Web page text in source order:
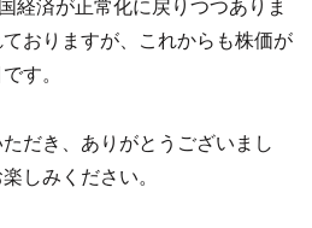
経済が正常化に戻りつつありま
おりますが、これからも株価が
す。
だき、ありがとうございまし
しみください。